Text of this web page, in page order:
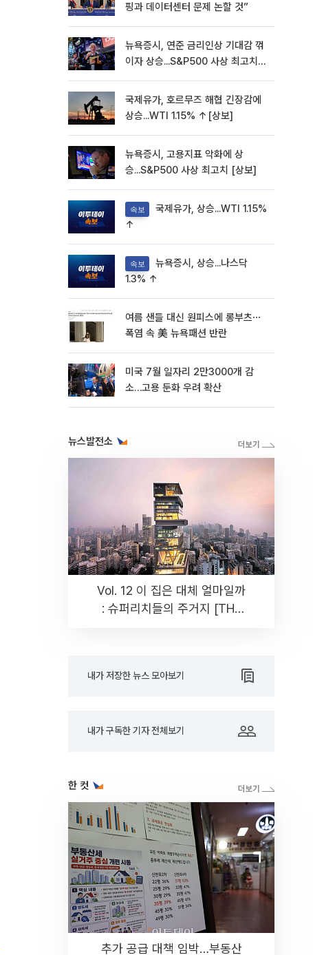
핑과 데이터센터 문제 논할 것”
뉴욕증시, 연준 금리인상 기대감 꺾
이자 상승...S&P500 사상 최고치
국제유가, 호르무즈 해협 긴장감에
상승...WTI 1.15% ↑[상보]
뉴욕증시, 고용지표 악화에 상
승...S&P500 사상 최고치 [상보]
속보
↑
속보
1.3% ↑
여름 샌들 대신 원피스에 롱부츠⋯
폭염 속 美 뉴욕패션 반란
미국 7월 일자리 2만3000개 감
소…고용 둔화 우려 확산
뉴스발전소
Vol. 12 이 집은 대체 얼마일까
: 슈퍼리치들의 주거지 [THE
내가 저장한 뉴스 모아보기
내가 구독한 기자 전체보기
한 컷
추가 공급 대책 임박…부동산